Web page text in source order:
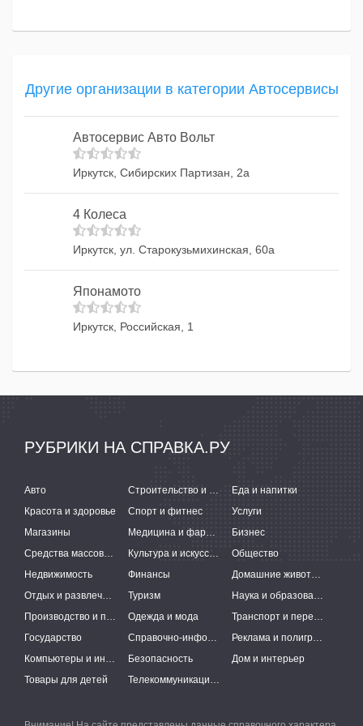
Другие организации в категории Автосервисы
Автосервис Авто Вольт
Иркутск, Сибирских Партизан, 2а
4 Колеса
Иркутск, ул. Старокузьмихинская, 60а
Японамото
Иркутск, Российская, 1
РУБРИКИ НА СПРАВКА.РУ
Авто Строительство и ремонт
Еда и напитки
Красота и здоровье
Спорт и фитнес
Услуги
Магазины
Медицина и фармацевтика
Бизнес
Средства массовой информации
Культура и искусство
Общество
Недвижимость
Финансы
Домашние животные
Отдых и развлечения
Туризм
Наука и образование
Производство и поставки
Одежда и мода
Транспорт и перевозки
Государство
Справочно-информационные системы
Реклама и полиграфия
Компьютеры и интернет
Безопасность
Дом и интерьер
Товары для детей
Телекоммуникации и связь